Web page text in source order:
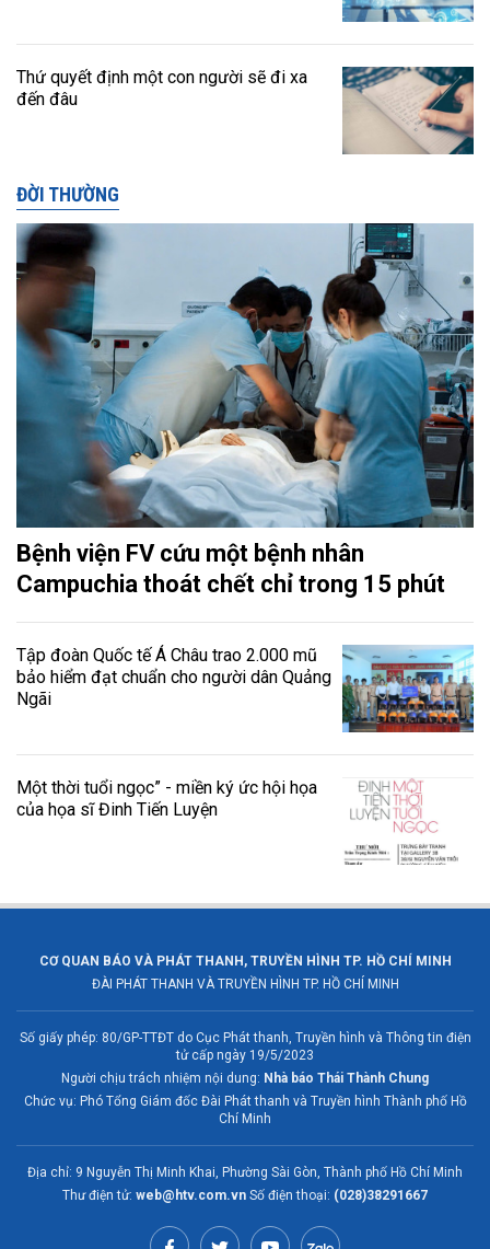
Thứ quyết định một con người sẽ đi xa
đến đâu
ĐỜI THƯỜNG
Bệnh viện FV cứu một bệnh nhân
Campuchia thoát chết chỉ trong 15 phút
Tập đoàn Quốc tế Á Châu trao 2.000 mũ
bảo hiểm đạt chuẩn cho người dân Quảng
Ngãi
Một thời tuổi ngọc” - miền ký ức hội họa
của họa sĩ Đinh Tiến Luyện
CƠ QUAN BÁO VÀ PHÁT THANH, TRUYỀN HÌNH TP. HỒ CHÍ MINH
ĐÀI PHÁT THANH VÀ TRUYỀN HÌNH TP. HỒ CHÍ MINH
Số giấy phép: 80/GP-TTĐT do Cục Phát thanh, Truyền hình và Thông tin điện
tử cấp ngày 19/5/2023
Người chịu trách nhiệm nội dung: Nhà báo Thái Thành Chung
Chức vụ: Phó Tổng Giám đốc Đài Phát thanh và Truyền hình Thành phố Hồ
Chí Minh
Địa chỉ: 9 Nguyễn Thị Minh Khai, Phường Sài Gòn, Thành phố Hồ Chí Minh
Thư điện tử: web@htv.com.vn Số điện thoại: (028)38291667